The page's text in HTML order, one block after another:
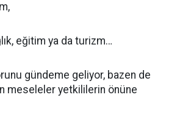
eğitim ya da turizm…
gündeme geliyor, bazen de
meseleler yetkililerin önüne